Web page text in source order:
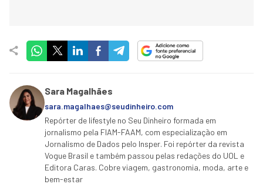
Sara Magalhães
sara.magalhaes@seudinheiro.com
Repórter de lifestyle no Seu Dinheiro formada em
jornalismo pela FIAM-FAAM, com especialização em
Jornalismo de Dados pelo Insper. Foi repórter da revista
Vogue Brasil e também passou pelas redações do UOL e
Editora Caras. Cobre viagem, gastronomia, moda, arte e
bem-estar